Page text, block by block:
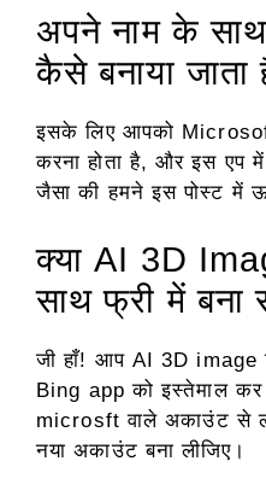
अपने नाम के
कैसे बनाया जाता
इसके लिए आपको
करना होता है, और इस एप
जैसा की हमने इस पोस्ट में
क्या AI 3D
साथ फ्री में
जी हाँ! आप AI 3D image
Bing app को इस्तेमाल
microsft वाले अकाउंट से
नया अकाउंट बना लीजिए।